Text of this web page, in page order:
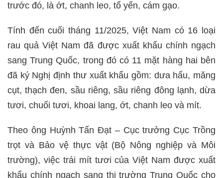
trước đó, là ớt, chanh leo, tổ yến, cám gạo.
Tính đến cuối tháng 11/2025, Việt Nam có 16 loại
rau quả Việt Nam đã được xuất khẩu chính ngạch
sang Trung Quốc, trong đó có 11 mặt hàng hai bên
đã ký Nghị định thư xuất khẩu gồm: dưa hấu, măng
cụt, thạch đen, sầu riêng, sầu riêng đông lạnh, dừa
tươi, chuối tươi, khoai lang, ớt, chanh leo và mít.
Theo ông Huỳnh Tấn Đạt – Cục trưởng Cục Trồng
trọt và Bảo vệ thực vật (Bộ Nông nghiệp và Môi
trường), việc trái mít tươi của Việt Nam được xuất
khẩu chính ngạch sang thị trường Trung Quốc cho